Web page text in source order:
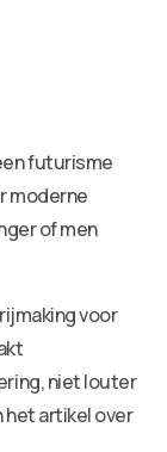
futurisme
moderne
of men
voor
niet louter
het artikel over